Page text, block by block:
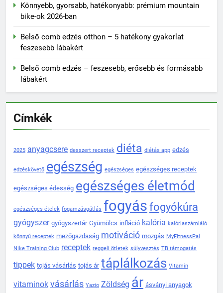
Könnyebb, gyorsabb, hatékonyabb: prémium mountain
bike-ok 2026-ban
Belső comb edzés otthon – 5 hatékony gyakorlat
feszesebb lábakért
Belső comb edzés – feszesebb, erősebb és formásabb
lábakért
Címkék
2025 anyagcsere desszert receptek diéta diétás app edzés
edzéskövető egészség egészséges egészséges receptek
egészséges édesség egészséges életmód
egészséges ételek fogamzásgátlás fogyás fogyókúra
gyógyszer gyógyszertár Gyümölcs infláció kalória kalóriaszámláló
könnyű receptek mezőgazdaság motiváció mozgás MyFitnessPal
Nike Training Club receptek reggeli ötletek súlyvesztés TB támogatás
tippek tojás vásárlás tojás ár táplálkozás Vitamin
vitaminok vásárlás Yazio Zöldség ár ásványi anyagok